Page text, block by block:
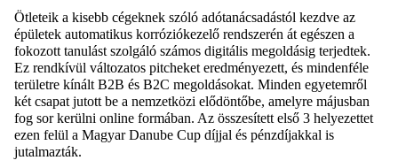
Ötleteik a kisebb cégeknek szóló adótanácsadástól kezdve az
épületek automatikus korróziókezelő rendszerén át egészen a
fokozott tanulást szolgáló számos digitális megoldásig terjedtek.
Ez rendkívül változatos pitcheket eredményezett, és mindenféle
területre kínált B2B és B2C megoldásokat. Minden egyetemről
két csapat jutott be a nemzetközi elődöntőbe, amelyre májusban
fog sor kerülni online formában. Az összesített első 3 helyezettet
ezen felül a MagyarDanube Cup díjjal és pénzdíjakkal is
jutalmazták.